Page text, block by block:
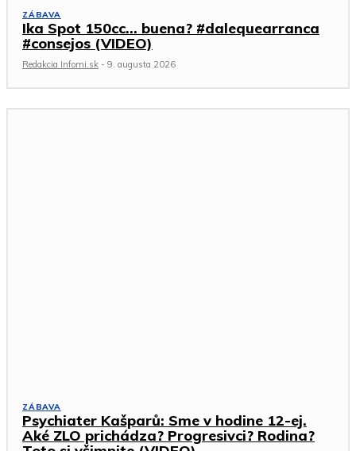
ZÁBAVA
Ika Spot 150cc… buena? #dalequearranca
#consejos (VIDEO)
Redakcia Infomi.sk - 9. augusta 2026
ZÁBAVA
Psychiater Kašparů: Sme v hodine 12-ej.
Aké ZLO prichádza? Progresivci? Rodina?